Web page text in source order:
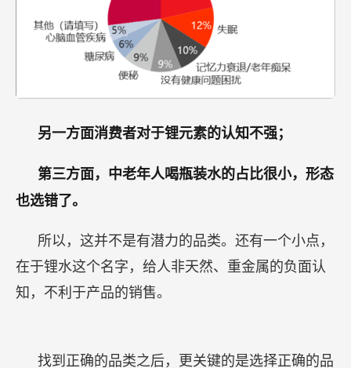
另一方面消费者对于锂元素的认知不强；
第三方面，中老年人喝瓶装水的占比很小，形态
也选错了。
所以，这并不是有潜力的品类。还有一个小点，
在于锂水这个名字，给人非天然、重金属的负面认
知，不利于产品的销售。